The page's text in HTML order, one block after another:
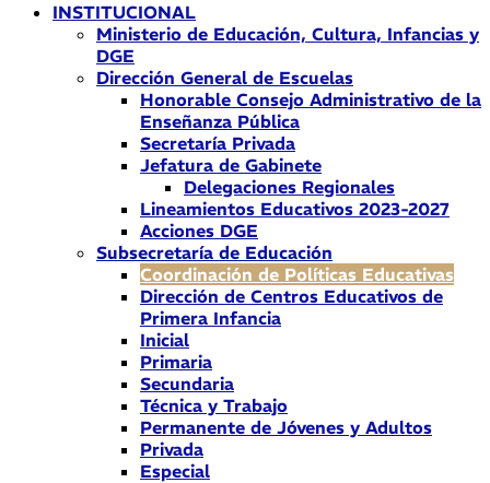
INSTITUCIONAL
Ministerio de Educación, Cultura, Infancias y
DGE
Dirección General de Escuelas
Honorable Consejo Administrativo de la
Enseñanza Pública
Secretaría Privada
Jefatura de Gabinete
Delegaciones Regionales
Lineamientos Educativos 2023-2027
Acciones DGE
Subsecretaría de Educación
Coordinación de Políticas Educativas
Dirección de Centros Educativos de
Primera Infancia
Inicial
Primaria
Secundaria
Técnica y Trabajo
Permanente de Jóvenes y Adultos
Privada
Especial